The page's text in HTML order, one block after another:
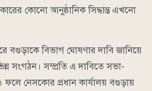
কোনো আনুষ্ঠানিক সিদ্ধান্ত এখনো
বগুড়াকে বিভাগ ঘোষণার দাবি জানিয়ে
সংগঠন। সম্প্রতি এ দাবিতে সভা-
ফলে নেসকোর প্রধান কার্যালয় বগুড়ায়